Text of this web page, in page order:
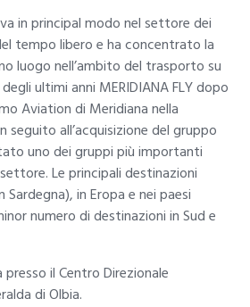
in principal modo nel settore dei
tempo libero e ha concentrato la
luogo nell’ambito del trasporto su
ultimi anni MERIDIANA FLY dopo
Aviation di Meridiana nella
all’acquisizione del gruppo
uno dei gruppi più importanti
Le principali destinazioni
in Eropa e nei paesi
numero di destinazioni in Sud e
il Centro Direzionale
di Olbia.